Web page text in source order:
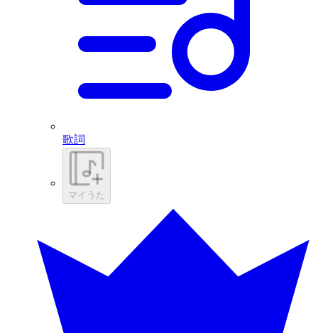
歌詞
マイうた